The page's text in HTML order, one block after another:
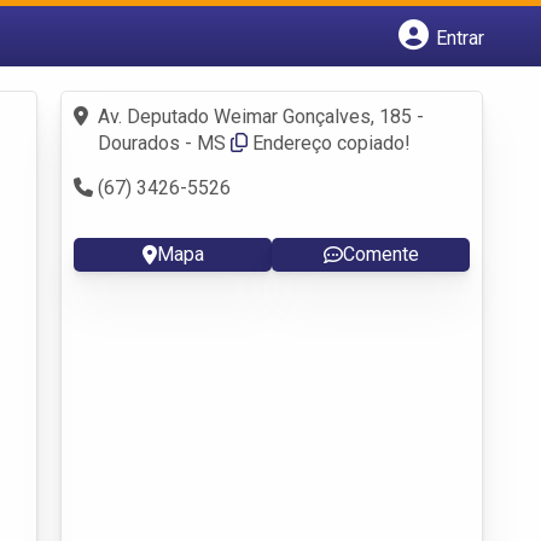
Entrar
Fazer login
Criar conta
Av. Deputado Weimar Gonçalves, 185 -
Dourados - MS
Endereço copiado!
(67) 3426-5526
Mapa Comente